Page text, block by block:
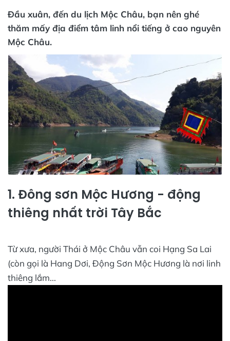
Đầu xuân, đến du lịch Mộc Châu, bạn nên ghé
thăm mấy địa điểm tâm linh nổi tiếng ở cao nguyên
Mộc Châu.
1. Đông sơn Mộc Hương - động
thiêng nhất trời Tây Bắc
Từ xưa, người Thái ở Mộc Châu vẫn coi Hạng Sa Lai
(còn gọi là Hang Dơi, Động Sơn Mộc Hương là nơi linh
thiêng lắm...